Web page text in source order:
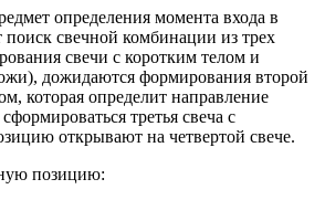
определения момента входа в
поиск свечной комбинации из трех
свечи с коротким телом и
дожидаются формирования второй
которая определит направление
третья свеча с
открывают на четвертой свече.
позицию: